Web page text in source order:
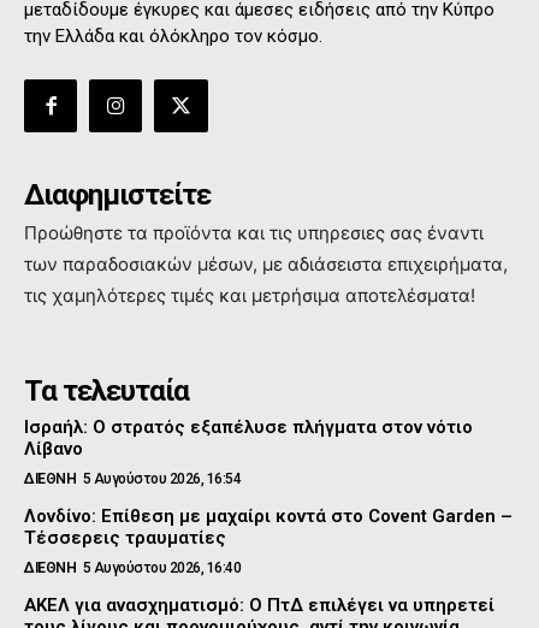
μεταδίδουμε έγκυρες και άμεσες ειδήσεις από την Κύπρο
την Ελλάδα και όλόκληρο τον κόσμο.
Διαφημιστείτε
Προώθηστε τα προϊόντα και τις υπηρεσιες σας έναντι
των παραδοσιακών μέσων, με αδιάσειστα επιχειρήματα,
τις χαμηλότερες τιμές και μετρήσιμα αποτελέσματα!
Τα τελευταία
Ισραήλ: Ο στρατός εξαπέλυσε πλήγματα στον νότιο
Λίβανο
ΔΙΕΘΝΗ 5 Αυγούστου 2026, 16:54
Λονδίνο: Επίθεση με μαχαίρι κοντά στο Covent Garden –
Τέσσερεις τραυματίες
ΔΙΕΘΝΗ 5 Αυγούστου 2026, 16:40
ΑΚΕΛ για ανασχηματισμό: Ο ΠτΔ επιλέγει να υπηρετεί